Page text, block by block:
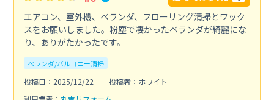
エアコン、室外機、ベランダ、フローリング清掃とワック
スをお願いしました。粉塵で凄かったベランダが綺麗にな
り、ありがたかったです。
ベランダ/バルコニー清掃
投稿日：2025/12/22
投稿者：ホワイト